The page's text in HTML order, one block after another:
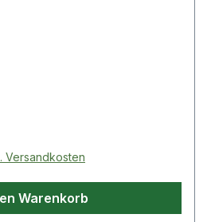
Versandkosten
Warenkorb